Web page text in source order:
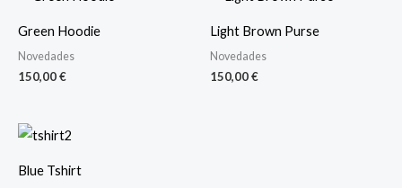
Green Hoodie
Novedades
150,00€
Light Brown Purse
Novedades
150,00€
Blue Tshirt